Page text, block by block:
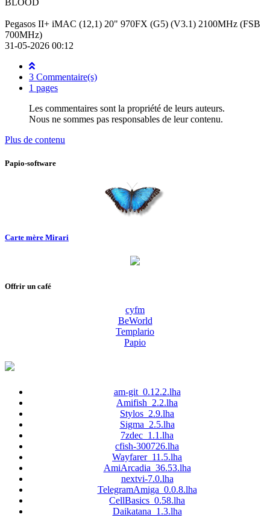
BLOOD
Pegasos II+ iMAC (12,1) 20" 970FX (G5) (V3.1) 2100MHz (FSB
700MHz)
31-05-2026 00:12
3 Commentaire(s)
1 pages
Les commentaires sont la propriété de leurs auteurs.
Nous ne sommes pas responsables de leur contenu.
Plus de contenu
Papio-software
Carte mère Mirari
Offrir un café
cyfm
BeWorld
Templario
Papio
am-git_0.12.2.lha
Amifish_2.2.lha
Stylos_2.9.lha
Sigma_2.5.lha
7zdec_1.1.lha
cfish-300726.lha
Wayfarer_11.5.lha
AmiArcadia_36.53.lha
nextvi-7.0.lha
TelegramAmiga_0.0.8.lha
CellBasics_0.58.lha
Daikatana_1.3.lha